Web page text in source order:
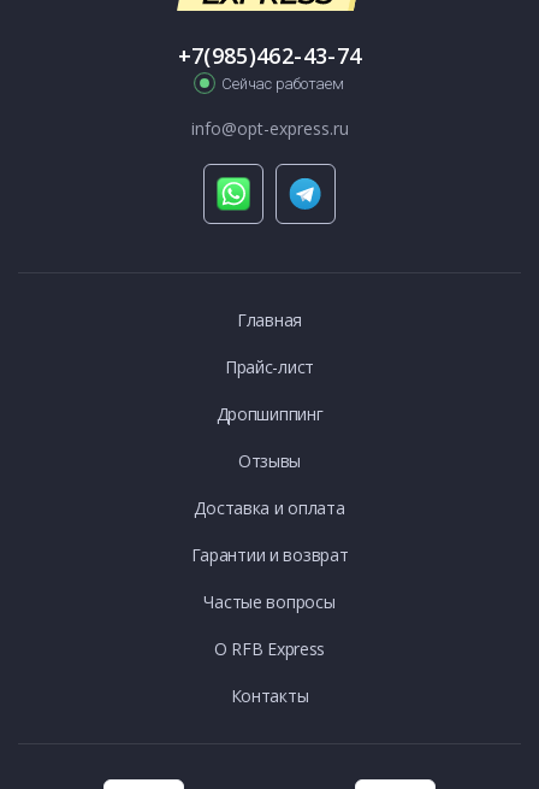
+7(985)462-43-74
Сейчас работаем
info@opt-express.ru
Главная
Прайс-лист
Дропшиппинг
Отзывы
Доставка и оплата
Гарантии и возврат
Частые вопросы
О RFB Express
Контакты